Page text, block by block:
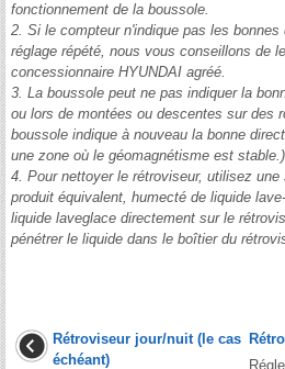
fonctionnement de la boussole.
2. Si le compteur n'indique pas les
réglage répété, nous vous conseillons de
concessionnaire HYUNDAI agréé.
3. La boussole peut ne pas indiquer la
ou lors de montées ou descentes sur des
boussole indique à nouveau la bonne
une zone où le géomagnétisme est stable.)
4. Pour nettoyer le rétroviseur, utilisez
produit équivalent, humecté de liquide
liquide laveglace directement sur le
pénétrer le liquide dans le boîtier du
Rétroviseur jour/nuit (le cas
échéant)